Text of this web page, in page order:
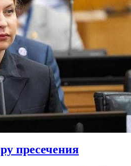
пресечения